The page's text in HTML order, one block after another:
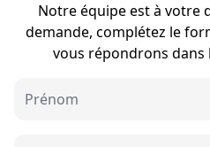
Notre équipe est à votre
demande, complétez le
vous répondrons dans